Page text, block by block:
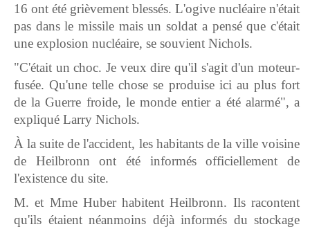
16 ont été grièvement blessés. L'ogive nucléaire n'était
pas dans le missile mais un soldat a pensé que c'était
une explosion nucléaire, se souvient Nichols.
"C'était un choc. Je veux dire qu'il s'agit d'un moteur-
fusée. Qu'une telle chose se produise ici au plus fort
de la Guerre froide, le monde entier a été alarmé", a
expliqué Larry Nichols.
À la suite de l'accident, les habitants de la ville voisine
de Heilbronn ont été informés officiellement de
l'existence du site.
M. et Mme Huber habitent Heilbronn. Ils racontent
qu'ils étaient néanmoins déjà informés du stockage